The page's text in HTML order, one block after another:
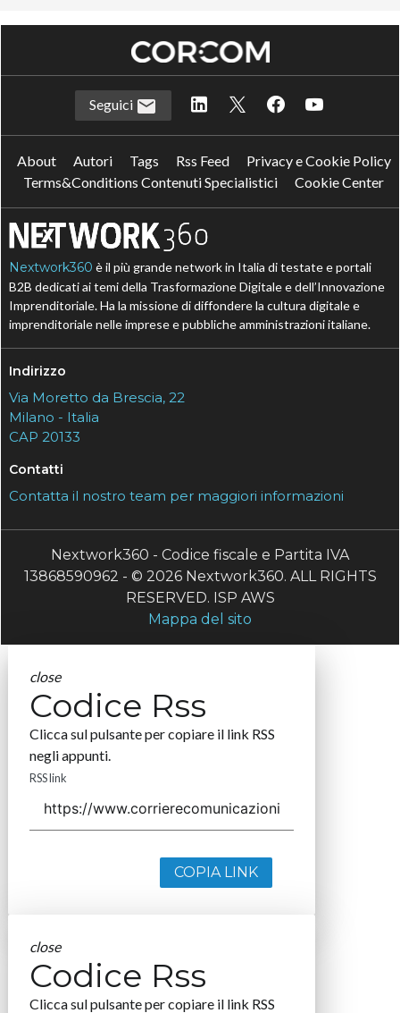
Seguici
About Autori Tags Rss Feed
Privacy e Cookie Policy
Terms&Conditions Contenuti Specialistici
Cookie Center
Nextwork360 è il più grande network in Italia di testate e portali
B2B dedicati ai temi della Trasformazione Digitale e dell’Innovazione
Imprenditoriale. Ha la missione di diffondere la cultura digitale e
imprenditoriale nelle imprese e pubbliche amministrazioni italiane.
Indirizzo
Via Moretto da Brescia, 22
Milano - Italia
CAP 20133
Contatti
Contatta il nostro team per maggiori informazioni
Nextwork360 - Codice fiscale e Partita IVA
13868590962 - © 2026 Nextwork360. ALL RIGHTS
RESERVED. ISP AWS
Mappa del sito
close
Codice Rss
Clicca sul pulsante per copiare il link RSS
negli appunti.
RSS link
COPIA LINK
close
Codice Rss
Clicca sul pulsante per copiare il link RSS